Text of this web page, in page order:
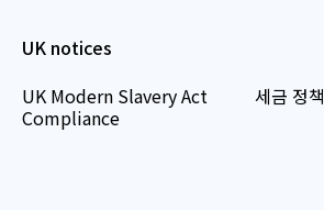
UK notices
UK Modern Slavery Act
Compliance
세금 정책